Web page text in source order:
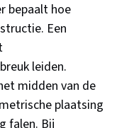
bepaalt hoe
Een
leiden.
midden van de
plaatsing
falen. Bij